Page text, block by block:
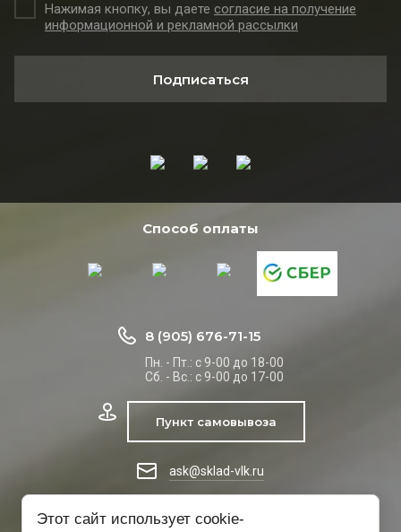
Нажимая кнопку, вы даете согласие на получение
информационной и рекламной рассылки
Подписаться
Способ оплаты
© 2014-2026 Склад-Влк
8 (905) 676-71-15
Пн. - Пт.: с 9-00 до 18-00
Сб. - Вс.: с 9-00 до 17-00
Пункт самовывоза
ask@sklad-vlk.ru
Этот сайт использует cookie-